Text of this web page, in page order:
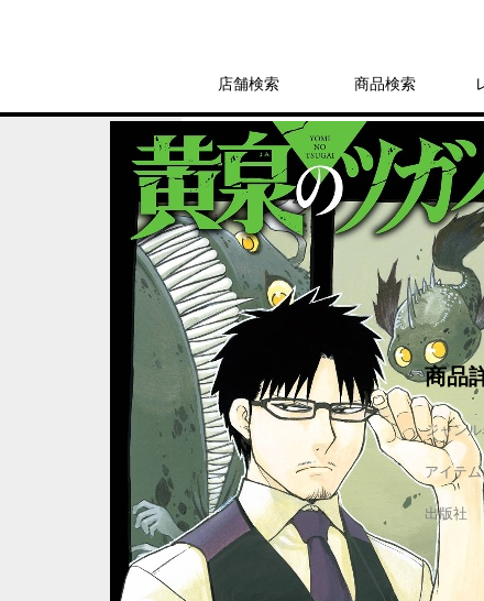
店舗検索 商品検索
レンタル コミック ガンガンコミッ
黄泉のツガイ
レンタル開始日：2023年7月12日
商品
ジャンル
アイテム
出版社